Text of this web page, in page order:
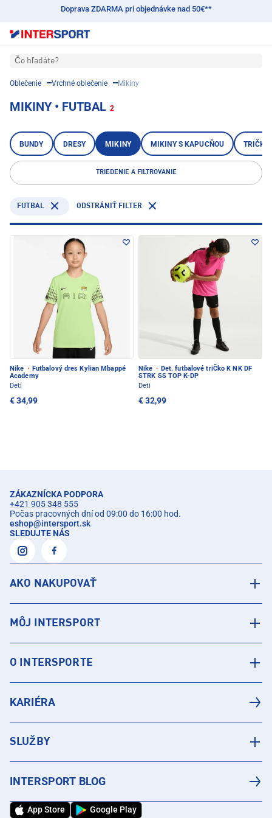
Doprava ZDARMA pri objednávke nad 50€**
Čo hľadáte?
Oblečenie Vrchné oblečenie Mikiny
MIKINY • FUTBAL 2
BUNDY DRESY MIKINY MIKINY S KAPUCŇOU TRIČKÁ
TRIEDENIE A FILTROVANIE
FUTBAL ODSTRÁNIŤ FILTER
Nike · Futbalový dres Kylian Mbappé
Academy
Deti
€ 34,99
Nike · Det. futbalové triČko K NK DF
STRK SS TOP K-DP
Deti
€ 32,99
ZÁKAZNÍCKA PODPORA
+421 905 348 555
Počas pracovných dní od 09:00 do 16:00 hod.
eshop@intersport.sk
SLEDUJTE NÁS
AKO NAKUPOVAŤ
MÔJ INTERSPORT
O INTERSPORTE
KARIÉRA
SLUŽBY
INTERSPORT BLOG
App Store Google Play